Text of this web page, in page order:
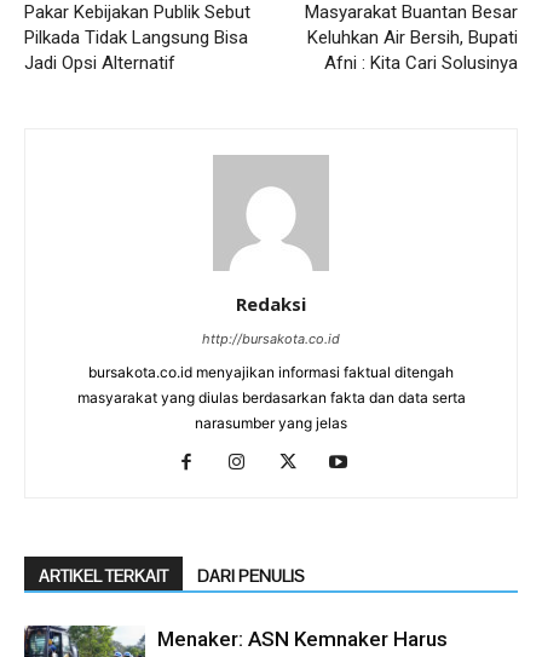
Pakar Kebijakan Publik Sebut
Pilkada Tidak Langsung Bisa
Jadi Opsi Alternatif
Masyarakat Buantan Besar
Keluhkan Air Bersih, Bupati
Afni : Kita Cari Solusinya
Redaksi
http://bursakota.co.id
bursakota.co.id menyajikan informasi faktual ditengah
masyarakat yang diulas berdasarkan fakta dan data serta
narasumber yang jelas
ARTIKEL TERKAIT DARI PENULIS
Menaker: ASN Kemnaker Harus